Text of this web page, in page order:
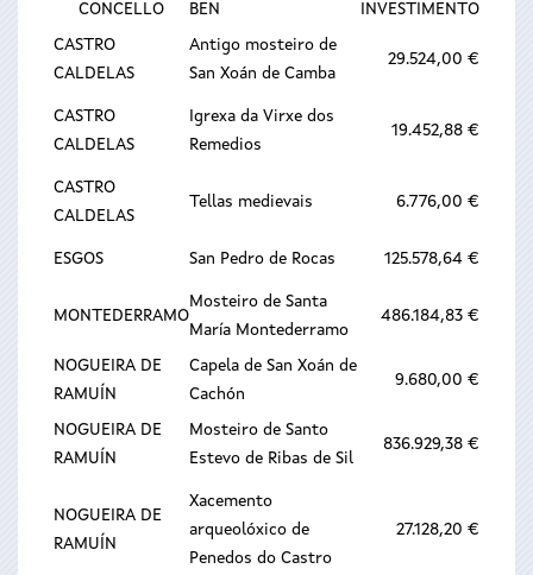
CONCELLO
BEN INVESTIMENTO
CASTRO
CALDELAS
Antigo mosteiro de
San Xoán de Camba
29.524,00 €
CASTRO
CALDELAS
Igrexa da Virxe dos
Remedios
19.452,88 €
CASTRO
CALDELAS
Tellas medievais 6.776,00 €
ESGOS San Pedro de Rocas 125.578,64 €
MONTEDERRAMO
Mosteiro de Santa
María Montederramo
486.184,83 €
NOGUEIRA DE
RAMUÍN
Capela de San Xoán de
Cachón
9.680,00 €
NOGUEIRA DE
RAMUÍN
Mosteiro de Santo
Estevo de Ribas de Sil
836.929,38 €
NOGUEIRA DE
RAMUÍN
Xacemento
arqueolóxico de
Penedos do Castro
27.128,20 €